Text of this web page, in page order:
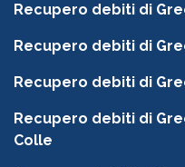
Recupero debiti di
Recupero debiti di
Recupero debiti di
Recupero debiti di
Colle